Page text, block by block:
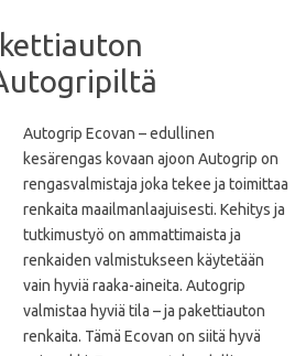
Autogrip Ecovan – edullinen
kesärengas kovaan ajoon Autogrip on
rengasvalmistaja joka tekee ja toimittaa
renkaita maailmanlaajuisesti. Kehitys ja
tutkimustyö on ammattimaista ja
renkaiden valmistukseen käytetään
vain hyviä raaka-aineita. Autogrip
valmistaa hyviä tila – ja pakettiauton
renkaita. Tämä Ecovan on siitä hyvä